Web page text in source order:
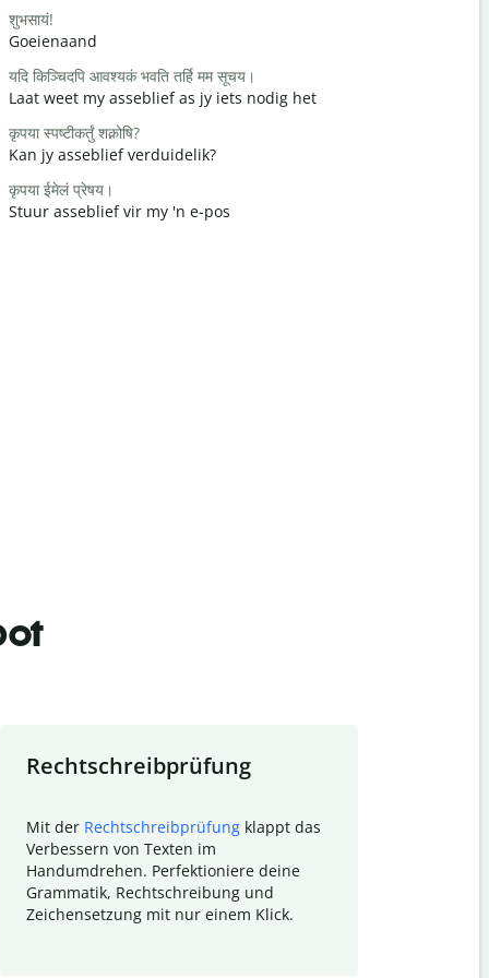
शुभसायं!
Goeienaand
यदि किञ्चिदपि आवश्यकं भवति तर्हि मम सूचय।
Laat weet my asseblief as jy iets nodig het
कृपया स्पष्टीकर्तुं शक्नोषि?
Kan jy asseblief verduidelik?
कृपया ईमेलं प्रेषय।
Stuur asseblief vir my 'n e-pos
Rechtschreibprüfung
Mit der Rechtschreibprüfung klappt das
Verbessern von Texten im
Handumdrehen. Perfektioniere deine
Grammatik, Rechtschreibung und
Zeichensetzung mit nur einem Klick.